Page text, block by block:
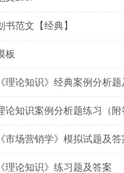
书范文【经典】
板
理论知识》经典案例分析题
论知识案例分析题练习（附
市场营销学》模拟试题及答
理论知识》练习题及答案